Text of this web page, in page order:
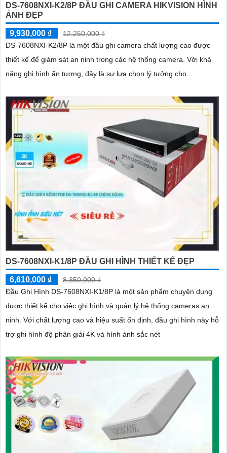
DS-7608NXI-K2/8P ĐẦU GHI CAMERA HIKVISION HÌNH
ẢNH ĐẸP
9,930,000 ₫
12,250,000 ₫
DS-7608NXI-K2/8P là một đầu ghi camera chất lượng cao được
thiết kế để giám sát an ninh trong các hệ thống camera. Với khả
năng ghi hình ấn tượng, đây là sự lựa chọn lý tưởng cho...
DS-7608NXI-K1/8P ĐẦU GHI HÌNH THIẾT KẾ ĐẸP
6,610,000 ₫
8,350,000 ₫
Đầu Ghi Hình DS-7608NXI-K1/8P là một sản phẩm chuyên dụng
được thiết kế cho việc ghi hình và quản lý hệ thống cameras an
ninh. Với chất lượng cao và hiệu suất ổn định, đầu ghi hình này hỗ
trợ ghi hình độ phân giải 4K và hình ảnh sắc nét